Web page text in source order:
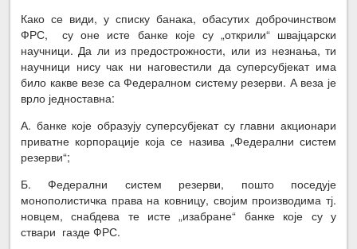
Како се види, у списку банака, обасутих доброчинством
ФРС, су оне исте банке које су „открили“ швајцарски
научници. Да ли из предострожности, или из незнања, ти
научници нису чак ни наговестили да суперсубјекат има
било какве везе са Федералном систему резерви. А веза је
врло једноставна:
А. банке које образују суперсубјекат су главни акционари
приватне корпорације која се назива „Федерални систем
резерви“;
Б. Федерални систем резерви, пошто поседује
монополистичка права на ковницу, својим производима тј.
новцем, снабдева те исте „изабране“ банке које су у
ствари газде ФРС.